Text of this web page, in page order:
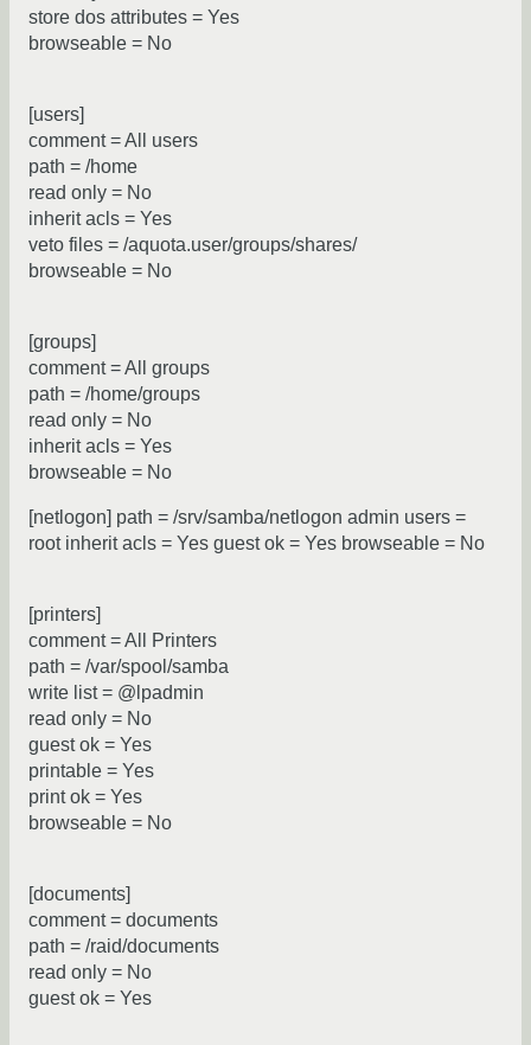
store dos attributes = Yes
browseable = No
[users]
comment = All users
path = /home
read only = No
inherit acls = Yes
veto files = /aquota.user/groups/shares/
browseable = No
[groups]
comment = All groups
path = /home/groups
read only = No
inherit acls = Yes
browseable = No
[netlogon] path = /srv/samba/netlogon admin users =
root inherit acls = Yes guest ok = Yes browseable = No
[printers]
comment = All Printers
path = /var/spool/samba
write list = @lpadmin
read only = No
guest ok = Yes
printable = Yes
print ok = Yes
browseable = No
[documents]
comment = documents
path = /raid/documents
read only = No
guest ok = Yes